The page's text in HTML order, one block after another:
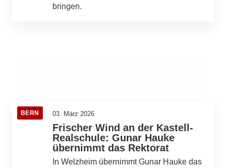
bringen.
BERN 03. März 2026
Frischer Wind an der Kastell-
Realschule: Gunar Hauke
übernimmt das Rektorat
In Welzheim übernimmt Gunar Hauke das